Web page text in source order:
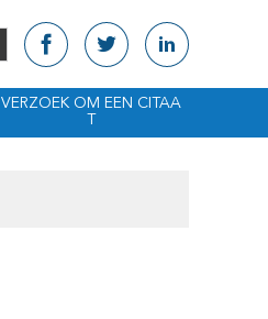
VERZOEK OM EEN CITAA